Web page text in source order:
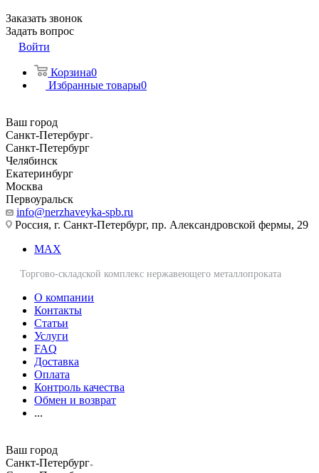
Заказать звонок
Задать вопрос
Войти
Корзина0
Избранные товары0
Ваш город
Санкт-Петербург
Санкт-Петербург
Челябинск
Екатеринбург
Москва
Первоуральск
info@nerzhaveyka-spb.ru
Россия, г. Санкт-Петербург, пр. Александровской фермы, 29
MAX
Торгово-складской комплекс нержавеющего металлопроката
О компании
Контакты
Статьи
Услуги
FAQ
Доставка
Оплата
Контроль качества
Обмен и возврат
...
Ваш город
Санкт-Петербург